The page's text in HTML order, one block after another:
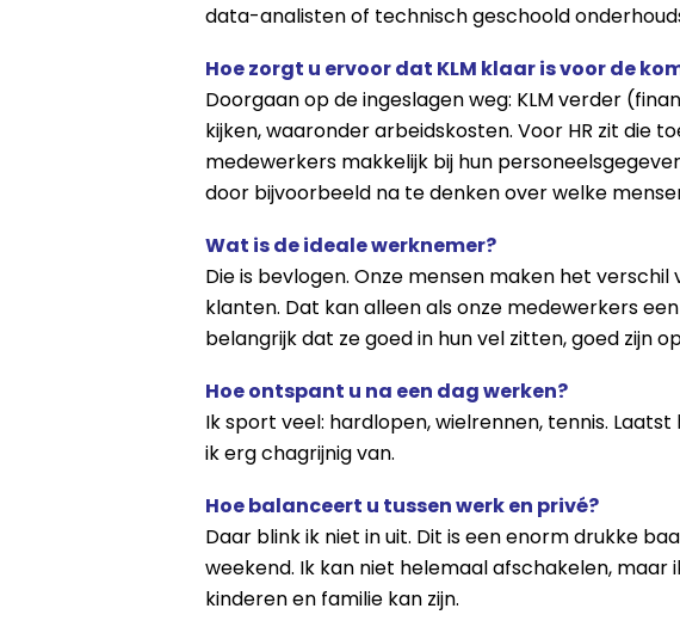
data-analisten of technisch geschoold
Hoe zorgt u ervoor dat KLM klaar is voor de
Doorgaan op de ingeslagen weg: KLM verder
kijken, waaronder arbeidskosten. Voor HR zit die
medewerkers makkelijk bij hun
door bijvoorbeeld na te denken over welke
Wat is de ideale werknemer?
Die is bevlogen. Onze mensen maken het
klanten. Dat kan alleen als onze medewerkers
belangrijk dat ze goed in hun vel zitten, goed zijn
Hoe ontspant u na een dag werken?
Ik sport veel: hardlopen, wielrennen, tennis.
ik erg chagrijnig van.
Hoe balanceert u tussen werk en privé?
Daar blink ik niet in uit. Dit is een enorm drukke
weekend. Ik kan niet helemaal afschakelen,
kinderen en familie kan zijn.